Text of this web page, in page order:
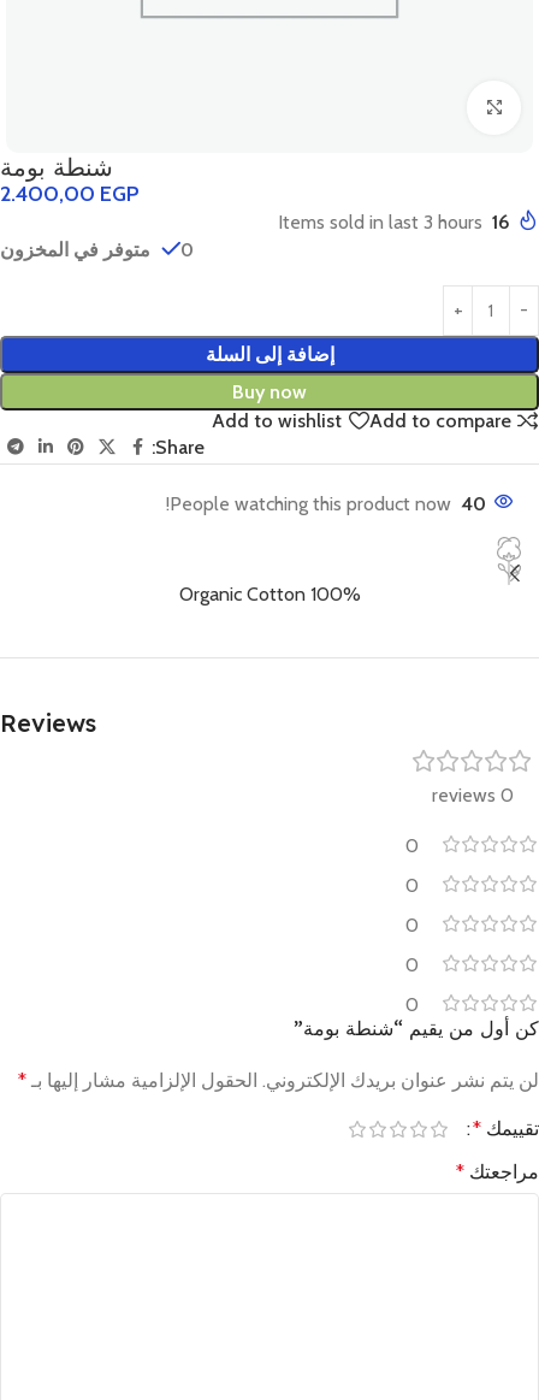
شنطة بومة
2.400,00 EGP
16
Items sold in last 3 hours
0 متوفر في المخزون
إضافة إلى السلة
Buy now
Add to compare
Add to wishlist
Share:
40
People watching this product now!
100% Organic Cotton
Reviews
0 reviews
0
0
0
0
0
كن أول من يقيم “شنطة بومة”
لن يتم نشر عنوان بريدك الإلكتروني. الحقول الإلزامية مشار إليها بـ *
تقييمك *
مراجعتك *